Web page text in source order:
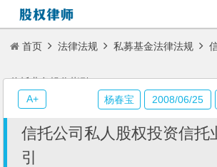
首页 法律法规 私募基金法律法规
信托业务操作指引
信托公司私人股权投资信托
引
杨春宝 2008/06/25
A+